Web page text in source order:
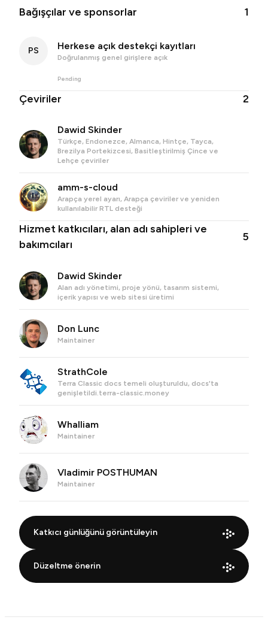
Bağışçılar ve sponsorlar 1
PS Herkese açık destekçi kayıtları
Doğrulanmış genel girişlere açık
Pending
Çeviriler 2
Dawid Skinder
Türkçe, Endonezce, Almanca, Hintçe, Tayca,
Brezilya Portekizcesi, Basitleştirilmiş Çince ve
Lehçe çeviriler
amm-s-cloud
Arapça yerel ayarı, Arapça çeviriler ve yeniden
kullanılabilir RTL desteği
Hizmet katkıcıları, alan adı sahipleri ve
bakımcıları
5
Dawid Skinder
Alan adı yönetimi, proje yönü, tasarım sistemi,
içerik yapısı ve web sitesi üretimi
Don Lunc
Maintainer
StrathCole
Terra Classic docs temeli oluşturuldu, docs'ta
genişletildi.terra-classic.money
Whalliam
Maintainer
Vladimir POSTHUMAN
Maintainer
Katkıcı günlüğünü görüntüleyin
Düzeltme önerin